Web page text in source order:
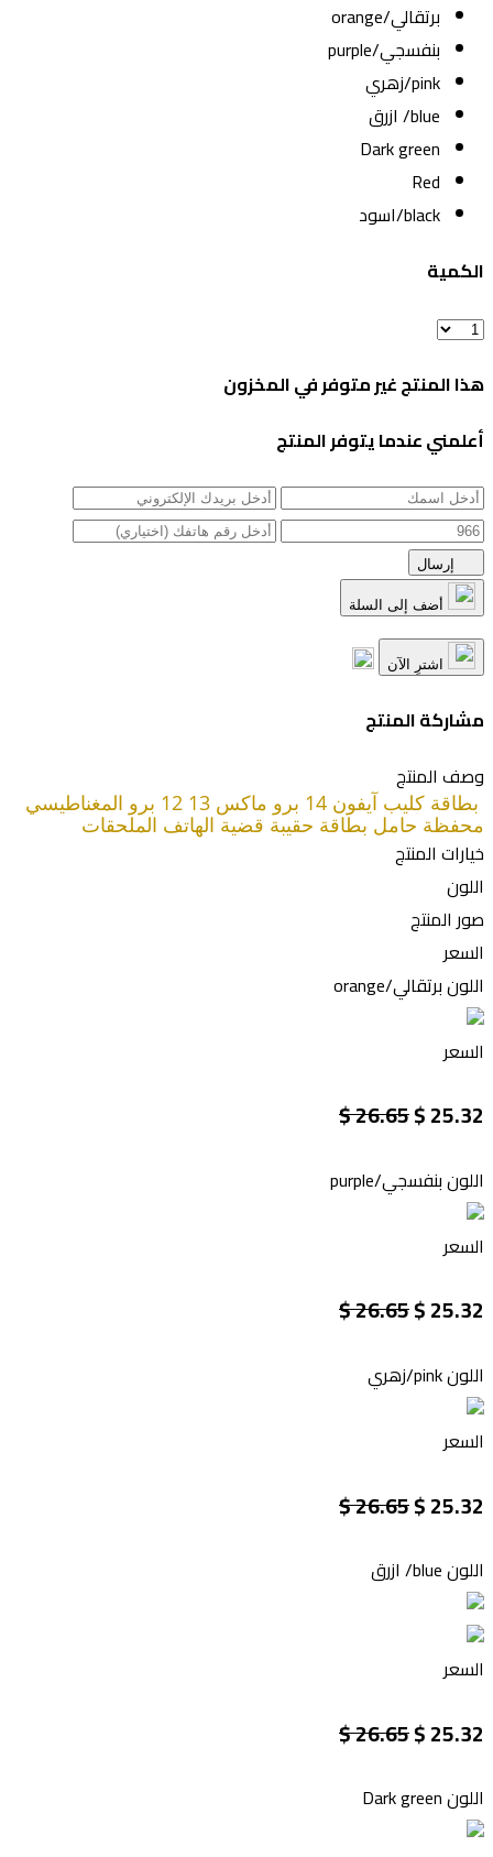
برتقالي/orange
بنفسجي/purple
pink/زهري
blue/ ازرق
Dark green
Red
black/اسود
الكمية
هذا المنتج غير متوفر في المخزون
أعلمني عندما يتوفر المنتج
اشترِ الآن
مشاركة المنتج
وصف المنتج
بطاقة كليب آيفون 14 برو ماكس 13 12 برو المغناطيسي
محفظة حامل بطاقة حقيبة قضية الهاتف الملحقات
خيارات المنتج
اللون
صور المنتج
السعر
اللونبرتقالي/orange
السعر
25.32 $
26.65 $
اللونبنفسجي/purple
السعر
25.32 $
26.65 $
اللونpink/زهري
السعر
25.32 $
26.65 $
اللونblue/ ازرق
السعر
25.32 $
26.65 $
اللونDark green